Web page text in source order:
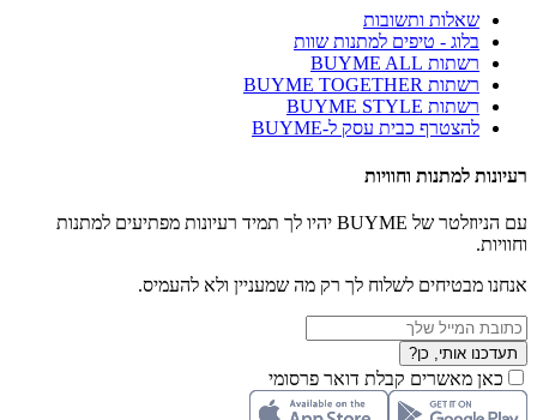
שאלות ותשובות
בלוג - טיפים למתנות שוות
רשתות BUYME ALL
רשתות BUYME TOGETHER
רשתות BUYME STYLE
להצטרף כבית עסק ל-BUYME
רעיונות למתנות וחוויות
עם הניוזלטר של BUYME יהיו לך תמיד רעיונות מפתיעים למתנות
וחוויות.
אנחנו מבטיחים לשלוח לך רק מה שמעניין ולא להעמיס.
תעדכנו אותי, כן?
כאן מאשרים קבלת דואר פרסומי